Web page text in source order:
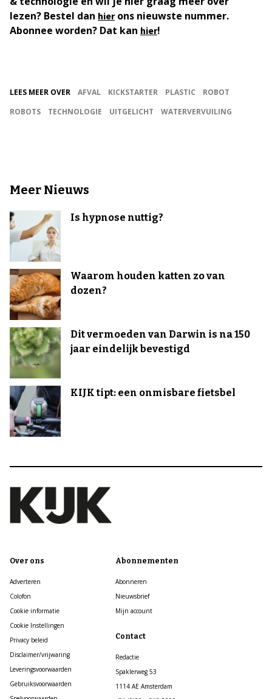
lezen? Bestel dan hierons nieuwste nummer.
Abonnee worden? Dat kan hier!
LEES MEER OVER AFVAL KICKSTARTER PLASTIC
ROBOT
ROBOTS
TECHNOLOGIE UITGELICHT WATERVERVUILING
Meer Nieuws
Is hypnose nuttig?
Waarom houden katten zo van
dozen?
Dit vermoeden van Darwin is na 150
jaar eindelijk bevestigd
KIJK tipt: een onmisbare fietsbel
Over ons
Adverteren
Colofon
Cookie informatie
Cookie Instellingen
Privacy beleid
Disclaimer/vrijwaring
Leveringsvoorwaarden
Gebruiksvoorwaarden
Abonnementen
Abonneren
Nieuwsbrief
Mijn account
Contact
Redactie
Spaklerweg 53
1114 AE Amsterdam